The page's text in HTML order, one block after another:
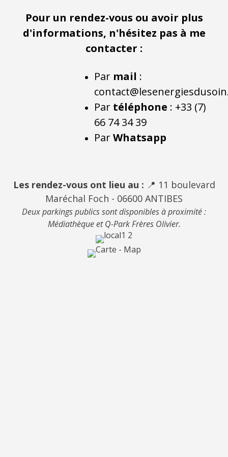
Pour un rendez-vous ou avoir plus
d'informations, n'hésitez pas à me
contacter :
Par mail :
Par téléphone : +33 (7)
66 74 34 39
ParWhatsapp
Les rendez-vous ont lieu au : 📍 11 boulevard
Maréchal Foch - 06600 ANTIBES
Deux parkings publics sont disponibles à proximité :
Médiathèque et Q-Park Frères Olivier.